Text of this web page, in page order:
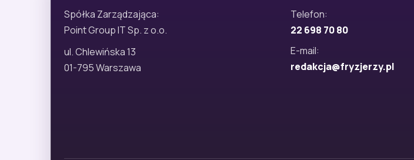
Spółka Zarządzająca:
Point Group IT Sp. z o.o.
ul. Chlewińska 13
01-795 Warszawa
Telefon:
22 698 70 80
E-mail:
redakcja@fryzjerzy.pl